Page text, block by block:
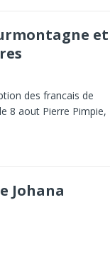
et
des francais de
8 aout Pierre Pimpie,
Johana